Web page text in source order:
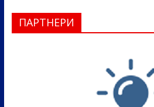
ПАРТНЕРИ